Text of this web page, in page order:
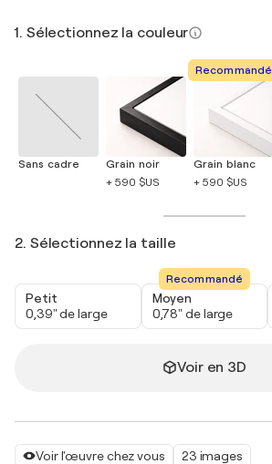
Voir l'œuvre chez vous
23 images
1. Sélectionnez la couleur
Sans cadre
Grain noir
+ 590 $US
Recommandé
Grain blanc
+ 590 $US
2. Sélectionnez la taille
Petit
0,39" de large
Recommandé
Moyen
0,78" de large
Voir en 3D